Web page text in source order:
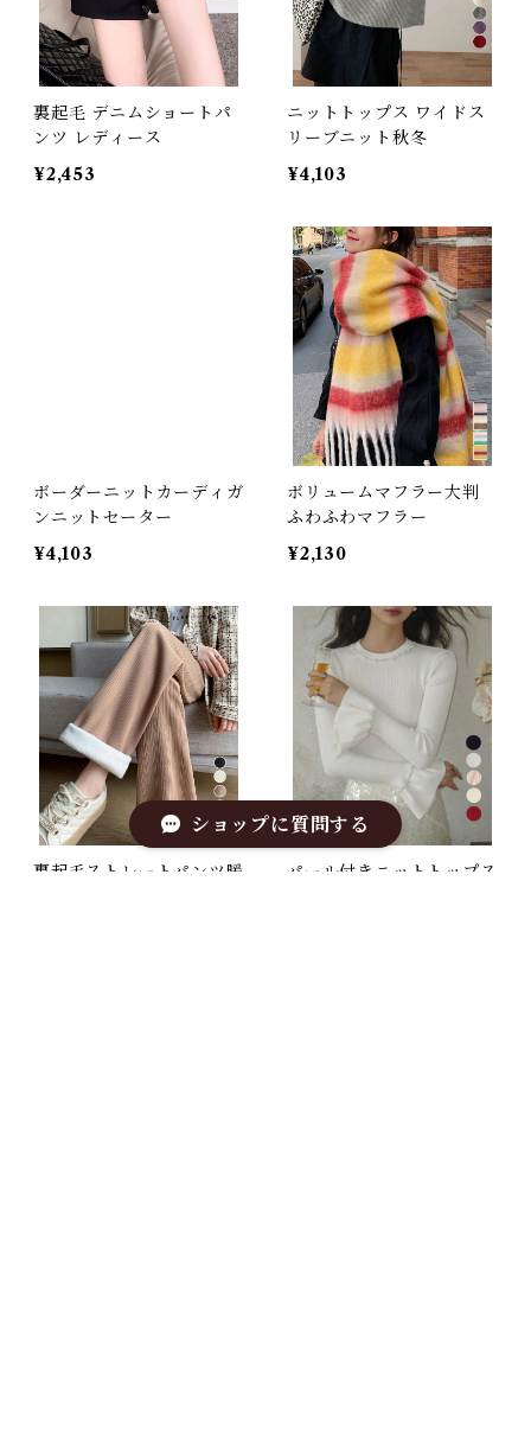
裏起毛 デニムショートパ
ンツ レディース
¥2,453
ニットトップス ワイドス
リーブニット秋冬
¥4,103
ボーダーニットカーディガ
ンニットセーター
¥4,103
ボリュームマフラー大判
ふわふわマフラー
¥2,130
裏起毛ストレートパンツ暖
パール付きニットトップス
ショップに質問する